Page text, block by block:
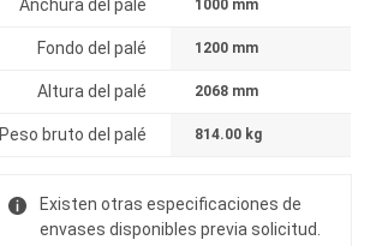
Anchura del palé 1000 mm
Fondo del palé 1200 mm
Altura del palé 2068 mm
Peso bruto del palé 814.00 kg
Existen otras especificaciones de
envases disponibles previa solicitud.